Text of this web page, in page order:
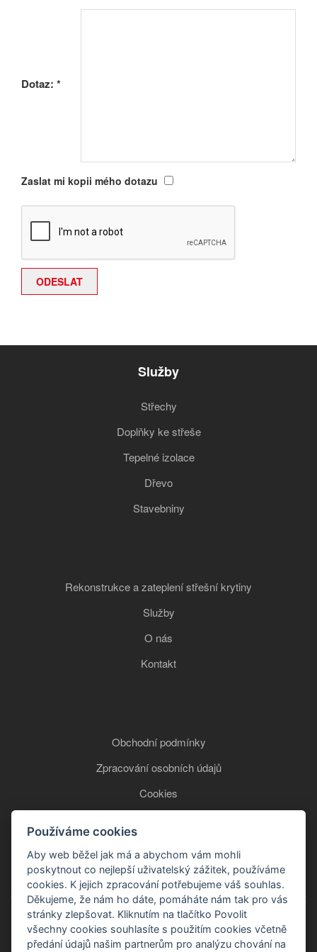
Dotaz: *
Zaslat mi kopii mého dotazu
Služby
Střechy
Doplňky ke střeše
Tepelné izolace
Dřevo
Stavebniny
Rekonstrukce a zateplení střešní krytiny
Služby
O nás
Kontakt
Obchodní podmínky
Zpracování osobních údajů
Cookies
+420 777 850 465
Používáme cookies
Aby web běžel jak má a abychom vám mohli
poskytnout co nejlepší uživatelský zážitek, používáme
cookies. K jejich zpracování potřebujeme váš souhlas.
Děkujeme, že nám ho dáte, pomáháte nám tak pro vás
stránky zlepšovat. Kliknutím na tlačítko Povolit
všechny cookies souhlasíte s použitím cookies včetně
předání údajů našim partnerům pro analýzu chování na